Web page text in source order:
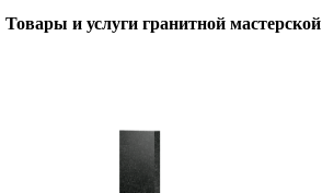
Товары и услуги гранитной мастерской